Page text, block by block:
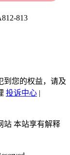
813
到您的权益，请及
投诉中心 |
站 本站享有解释